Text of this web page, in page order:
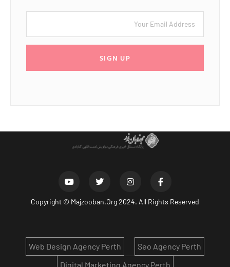
SIGN UP
Copyright © Majzooban.Org2024. All Rights Reserved
Seo Agency Perth
Web Design Agency Perth
Digital Marketing Agency Perth